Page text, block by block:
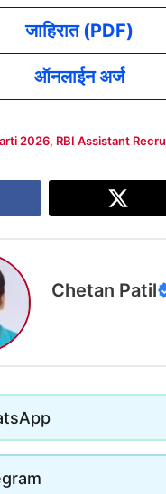
जाहिरात (PDF)
ऑनलाईन अर्ज
2026, RBI Assistant
Chetan Patil